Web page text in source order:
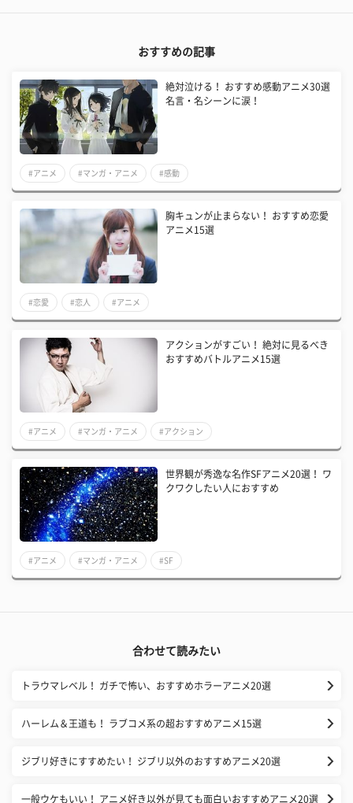
おすすめの記事
絶対泣ける！ おすすめ感動アニメ30選
名言・名シーンに涙！
#アニメ #マンガ・アニメ #感動
胸キュンが止まらない！ おすすめ恋愛
アニメ15選
#恋愛 #恋人 #アニメ
アクションがすごい！ 絶対に見るべき
おすすめバトルアニメ15選
#アニメ #マンガ・アニメ #アクション
世界観が秀逸な名作SFアニメ20選！ ワ
クワクしたい人におすすめ
#アニメ #マンガ・アニメ #SF
合わせて読みたい
トラウマレベル！ ガチで怖い、おすすめホラーアニメ20選
ハーレム＆王道も！ ラブコメ系の超おすすめアニメ15選
ジブリ好きにすすめたい！ ジブリ以外のおすすめアニメ20選
一般ウケもいい！ アニメ好き以外が見ても面白いおすすめアニメ20選